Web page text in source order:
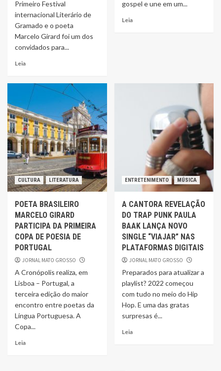
Primeiro Festival
internacional Literário de
Gramado e o poeta
Marcelo Girard foi um dos
convidados para...
Leia
gospel e une em um...
Leia
CULTURA LITERATURA
POETA BRASILEIRO
MARCELO GIRARD
PARTICIPA DA PRIMEIRA
COPA DE POESIA DE
PORTUGAL
JORNAL MATO GROSSO
A Cronópolis realiza, em
Lisboa – Portugal, a
terceira edição do maior
encontro entre poetas da
Língua Portuguesa. A
Copa...
Leia
ENTRETENIMENTO MÚSICA
A CANTORA REVELAÇÃO
DO TRAP PUNK PAULA
BAAK LANÇA NOVO
SINGLE “VIAJAR” NAS
PLATAFORMAS DIGITAIS
JORNAL MATO GROSSO
Preparados para atualizar a
playlist? 2022 começou
com tudo no meio do Hip
Hop. E uma das gratas
surpresas é...
Leia